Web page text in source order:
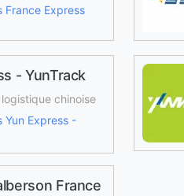
France Express
- YunTrack
chinoise
Yun Express -
France